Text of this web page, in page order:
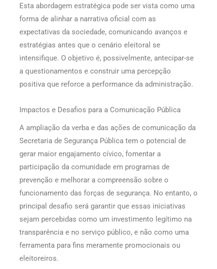
Esta abordagem estratégica pode ser vista como uma
forma de alinhar a narrativa oficial com as
expectativas da sociedade, comunicando avanços e
estratégias antes que o cenário eleitoral se
intensifique. O objetivo é, possivelmente, antecipar-se
a questionamentos e construir uma percepção
positiva que reforce a performance da administração.
Impactos e Desafios para a Comunicação Pública
A ampliação da verba e das ações de comunicação da
Secretaria de Segurança Pública tem o potencial de
gerar maior engajamento cívico, fomentar a
participação da comunidade em programas de
prevenção e melhorar a compreensão sobre o
funcionamento das forças de segurança. No entanto, o
principal desafio será garantir que essas iniciativas
sejam percebidas como um investimento legítimo na
transparência e no serviço público, e não como uma
ferramenta para fins meramente promocionais ou
eleitoreiros.